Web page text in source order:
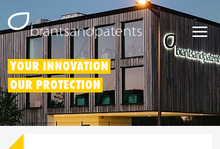
Patents
Trademarks
Designs
YOUR INNOVATION
OUR PROTECTION